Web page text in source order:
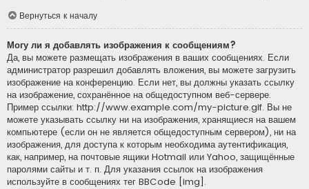
Вернуться к началу
Могу ли я добавлять изображения к сообщениям?
Да, вы можете размещать изображения в ваших сообщениях. Если
администратор разрешил добавлять вложения, вы можете загрузить
изображение на конференцию. Если нет, вы должны указать ссылку
на изображение, сохранённое на общедоступном веб-сервере.
Пример ссылки: http://www.example.com/my-picture.gif. Вы не
можете указывать ссылку ни на изображения, хранящиеся на вашем
компьютере (если он не является общедоступным сервером), ни на
изображения, для доступа к которым необходима аутентификация,
как, например, на почтовые ящики Hotmail или Yahoo, защищённые
паролями сайты и т. п. Для указания ссылок на изображения
используйте в сообщениях тег BBCode [img].